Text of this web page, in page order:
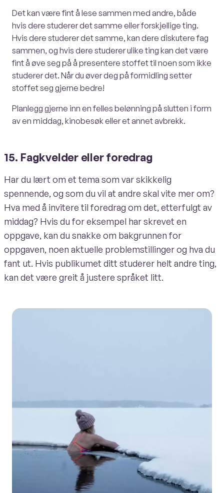
Det kan være fint å lese sammen med andre, både
hvis dere studerer det samme eller forskjellige ting.
Hvis dere studerer det samme, kan dere diskutere fag
sammen, og hvis dere studerer ulike ting kan det være
fint å øve seg på å presentere stoffet til noen som ikke
studerer det. Når du øver deg på formidling setter
stoffet seg gjerne bedre!
Planlegg gjerne inn en felles belønning på slutten i form
av en middag, kinobesøk eller et annet avbrekk.
15. Fagkvelder eller foredrag
Har du lært om et tema som var skikkelig
spennende, og som du vil at andre skal vite mer om?
Hva med å invitere til foredrag om det, etterfulgt av
middag? Hvis du for eksempel har skrevet en
oppgave, kan du snakke om bakgrunnen for
oppgaven, noen aktuelle problemstillinger og hva du
fant ut. Hvis publikumet ditt studerer helt andre ting,
kan det være greit å justere språket litt.